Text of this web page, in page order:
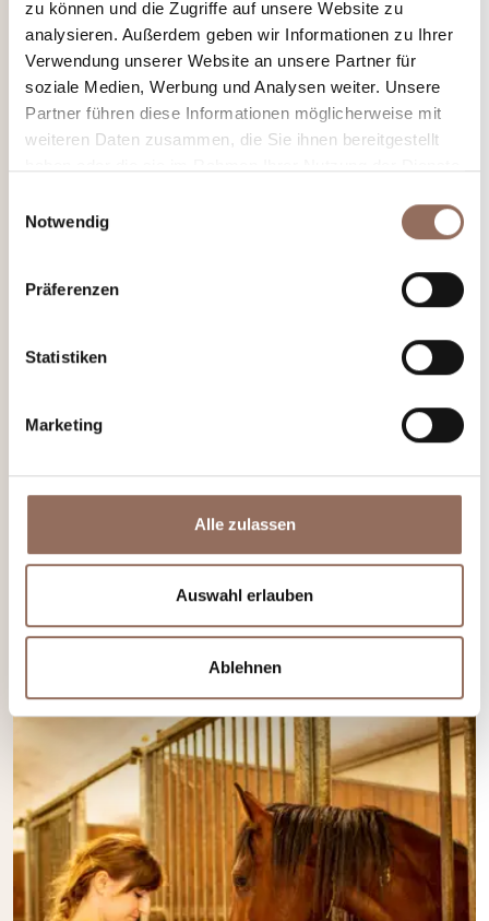
zu können und die Zugriffe auf unsere Website zu
analysieren. Außerdem geben wir Informationen zu Ihrer
Verwendung unserer Website an unsere Partner für
soziale Medien, Werbung und Analysen weiter. Unsere
Partner führen diese Informationen möglicherweise mit
weiteren Daten zusammen, die Sie ihnen bereitgestellt
Notwendig
Präferenzen
Statistiken
Marketing
Alle zulassen
Auswahl erlauben
Ablehnen
Fahrradführern
Wenn du die Fahrradführern von Langhe Monferrato Roero
kontaktieren möchtet, findest hier alle Informationen